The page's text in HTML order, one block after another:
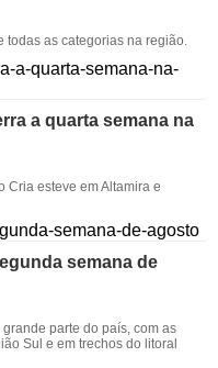
as categorias na região.
a quarta semana na
Cria esteve em Altamira e
semana de
parte do país, com as
Sul e em trechos do litoral